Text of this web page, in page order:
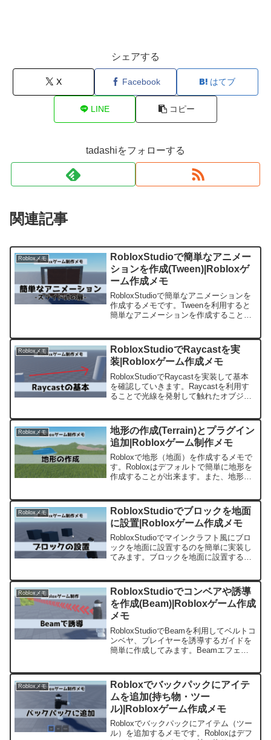
シェアする
X Facebook はてブ
LINE コピー
tadashiをフォローする
関連記事
Robloxメモ
RobloxStudioで簡単なアニメー
ションを作成(Tween)|Robloxゲ
ーム作成メモ
RobloxStudioで簡単なアニメーションを
作成するメモです。Tweenを利用すると
簡単なアニメーションを作成することが
Robloxメモ
RobloxStudioでRaycastを実
装|Robloxゲーム作成メモ
RobloxStudioでRaycastを実装して基本
を確認していきます。Raycastを利用す
ることで光線を発射して触れたオブジェ
Robloxメモ
地形の作成(Terrain)とプラグイン
追加|Robloxゲーム制作メモ
Robloxで地形（地面）を作成するメモで
す。Robloxはデフォルトで簡単に地形を
作成することが出来ます。また、地形作
Robloxメモ
RobloxStudioでブロックを地面
に設置|Robloxゲーム作成メモ
RobloxStudioでマインクラフト風にブロ
ックを地面に設置するのを簡単に実装し
てみます。ブロックを地面に設置する基
クリプトで設置しています。
Robloxメモ
RobloxStudioでコンベアや誘導
を作成(Beam)|Robloxゲーム作成
メモ
RobloxStudioでBeamを利用してベルトコ
ンベヤ、プレイヤーを誘導するガイドを
簡単に作成してみます。Beamエフェク
Robloxメモ
Robloxでバックパックにアイテ
ムを追加(持ち物・ツー
ル)|Robloxゲーム作成メモ
Robloxでバックパックにアイテム（ツー
ル）を追加するメモです。Robloxはデフ